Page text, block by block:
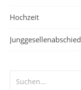
Hochzeit
Junggesellenabschied